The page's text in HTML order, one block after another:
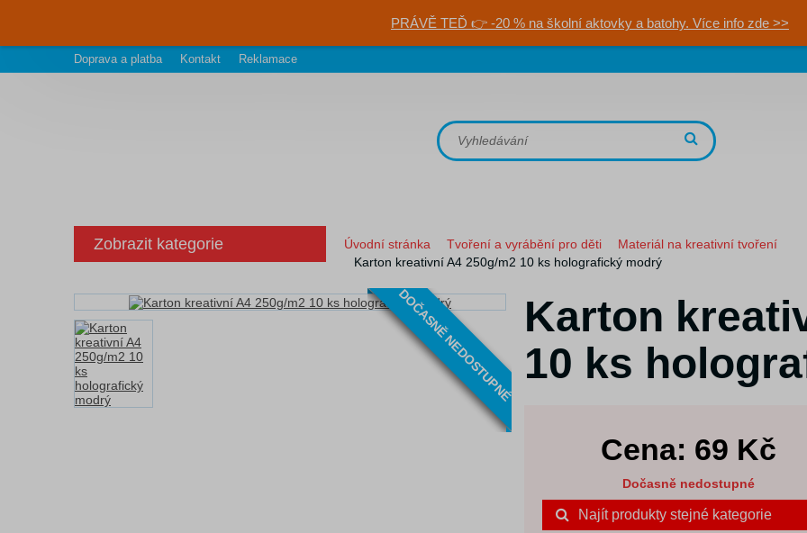
PRÁVĚ TEĎ 👉 -20 % na školní aktovky a batohy. Více info zde >>
Doprava a platba Kontakt Reklamace
Zobrazit kategorie Úvodní stránka Tvoření a vyrábění pro děti
Materiál na kreativní tvoření
Karton kreativní A4 250g/m2 10 ks holografický modrý
DOČASNĚ NEDOSTUPNÉ Karton
10 ks
Cena: 69 Kč
Dočasně nedostupné
Najít produkty stejné kategorie